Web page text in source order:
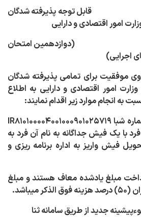
پذیرفته ­شدگان
امور اقتصادی و دارایی
امتحان
اجرایی)
موفقیت برای تمامی پذیرفته شدگان
امور اقتصادی و دارایی به اطلاع
به انجام موارد زیر اقدام نمایند:
IR۸۱۰۱۰۰۰۰۴۰۰۱۰۰۰۹۰۱۰۲۵۷۱۹
با یک فیش جداگانه به نام آن فرد به
ریال و تحویل فیش واریز به اداره برنامه ­ریزی و
مبلغ یادشده معاف هستند و مبلغ
می­باشد.